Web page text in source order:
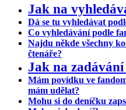
Jak na
Dá se tu vyhledávat
Co vyhledávání podle
Najdu někde všechny
čtenáře?
Jak na
Mám povídku ve
mám udělat?
Mohu si do deníčku